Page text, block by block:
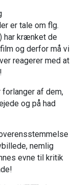
er tale om flg.
har krænket de
og derfor må vi
reagerer med at
af dem,
og på had
nemlig
evne til kritik